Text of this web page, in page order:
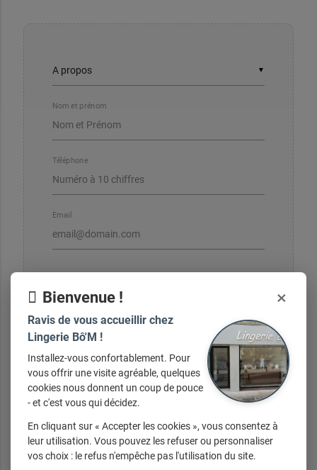
▼
Nom et prénom
Téléphone
Email
Votre message
Bienvenue ! ×
Ravis de vous accueillir chez
Lingerie Bô'M !
Installez-vous confortablement. Pour
vous offrir une visite agréable, quelques
cookies nous donnent un coup de pouce
- et c'est vous qui décidez.
En cliquant sur « Accepter les cookies », vous consentez à
leur utilisation. Vous pouvez les refuser ou personnaliser
vos choix : le refus n'empêche pas l'utilisation du site.